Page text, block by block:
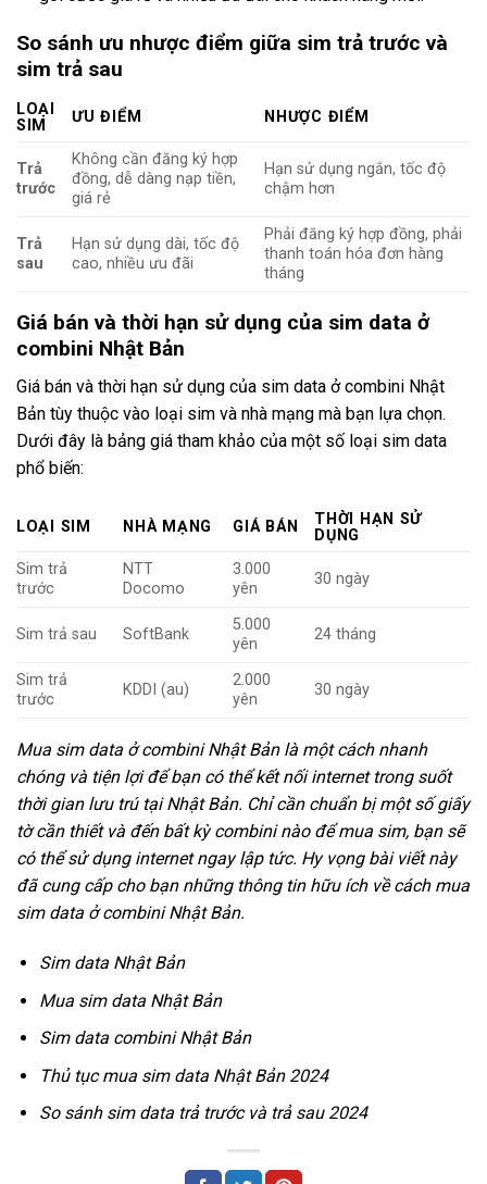
So sánh ưu nhược điểm giữa sim trả trước và
sim trả sau
LOẠI
SIM
ƯU ĐIỂM NHƯỢC ĐIỂM
Trả
trước
Không cần đăng ký hợp
đồng, dễ dàng nạp tiền,
giá rẻ
Hạn sử dụng ngắn, tốc độ
chậm hơn
Trả
sau
Hạn sử dụng dài, tốc độ
cao, nhiều ưu đãi
Phải đăng ký hợp đồng, phải
thanh toán hóa đơn hàng
tháng
Giá bán và thời hạn sử dụng của sim data ở
combini Nhật Bản
Giá bán và thời hạn sử dụng của sim data ở combini Nhật
Bản tùy thuộc vào loại sim và nhà mạng mà bạn lựa chọn.
Dưới đây là bảng giá tham khảo của một số loại sim data
phổ biến:
LOẠI SIM NHÀ MẠNG GIÁ BÁN
THỜI HẠN SỬ
DỤNG
Sim trả
trước
NTT
Docomo
3.000
yên
30 ngày
Sim trả sau SoftBank
5.000
yên
24 tháng
Sim trả
trước
KDDI (au)
2.000
yên
30 ngày
Mua sim data ở combini Nhật Bản là một cách nhanh
chóng và tiện lợi để bạn có thể kết nối internet trong suốt
thời gian lưu trú tại Nhật Bản. Chỉ cần chuẩn bị một số giấy
tờ cần thiết và đến bất kỳ combini nào để mua sim, bạn sẽ
có thể sử dụng internet ngay lập tức. Hy vọng bài viết này
đã cung cấp cho bạn những thông tin hữu ích về cách mua
sim data ở combini Nhật Bản.
Sim data Nhật Bản
Mua sim data Nhật Bản
Sim data combini Nhật Bản
Thủ tục mua sim data Nhật Bản 2024
So sánh sim data trả trước và trả sau 2024